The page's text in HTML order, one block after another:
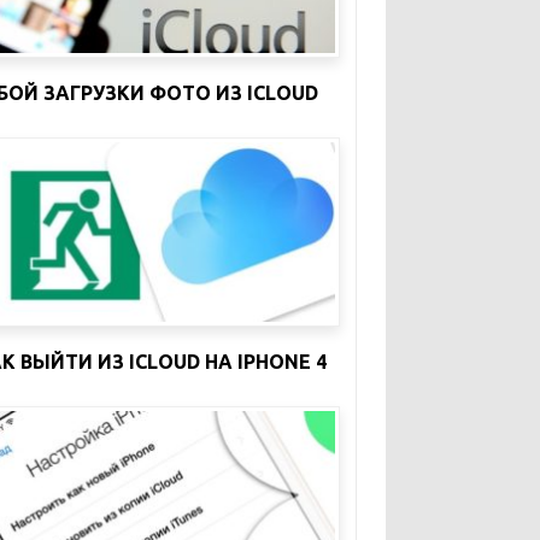
ЗАГРУЗКИ ФОТО ИЗ ICLOUD
ВЫЙТИ ИЗ ICLOUD НА IPHONE 4